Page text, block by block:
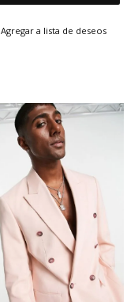
Agregar a lista de deseos